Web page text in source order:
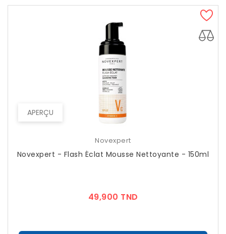
APERÇU
Novexpert
Novexpert - Flash Éclat Mousse Nettoyante - 150ml
49,900 TND